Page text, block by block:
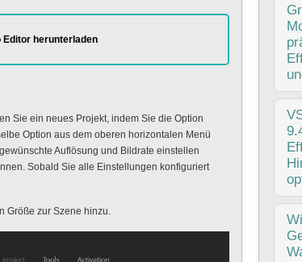
Editor herunterladen
Sie ein neues Projekt, indem Sie die Option
Option aus dem oberen horizontalen Menü
Auflösung und Bildrate einstellen
Sobald Sie alle Einstellungen konfiguriert
Größe zur Szene hinzu.
Mit